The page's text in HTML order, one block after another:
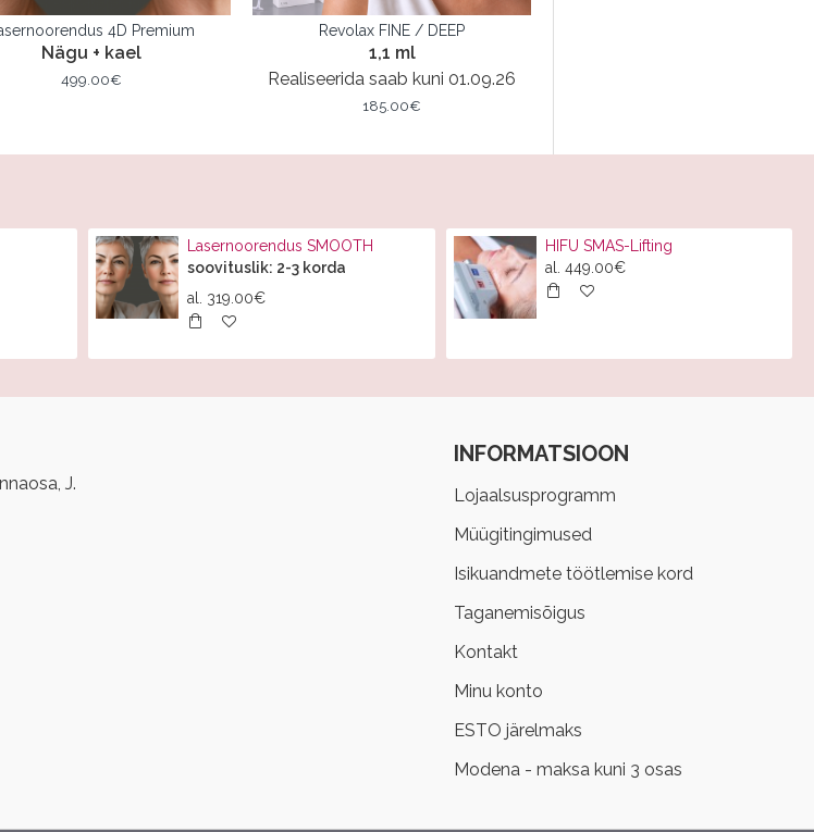
4D Premium
Nägu + kael
499.00€
Revolax FINE / DEEP
1,1 ml
Realiseerida saab kuni 01.09.26
185.00€
Lasernoorendus SMOOTH
soovituslik: 2-3 korda
al. 319.00€
HIFU SMAS-Lifting
al. 449.00€
J.
INFORMATSIOON
Lojaalsusprogramm
Müügitingimused
Isikuandmete töötlemise kord
Taganemisõigus
Kontakt
Minu konto
ESTO järelmaks
Modena - maksa kuni 3 osas